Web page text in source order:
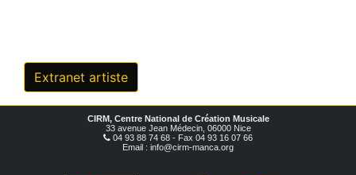
Extranet artiste
CIRM, Centre National de Création Musicale
33 avenue Jean Médecin, 06000 Nice
04 93 88 74 68 - Fax 04 93 16 07 66
Email : info@cirm-manca.org